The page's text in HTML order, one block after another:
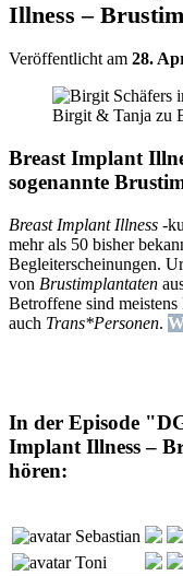
Illness –
Veröffentlicht am 28.
Birgit & Tanja zu
Breast Implant
sogenannte
Breast Implant Illness -
mehr als 50 bisher
Begleiterscheinungen.
von Brustimplantaten
Betroffene sind meistens
auch Trans*Personen.
In der Episode
Implant Illness –
hören:
Sebastian
Toni